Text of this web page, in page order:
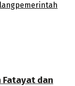
pemerintah
Fatayat dan